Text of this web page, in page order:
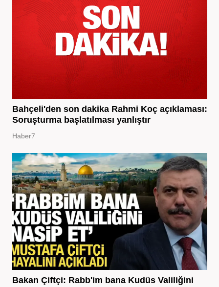
Bahçeli'den son dakika Rahmi Koç açıklaması:
Soruşturma başlatılması yanlıştır
Haber7
Bakan Çiftçi: Rabb'im bana Kudüs Valiliğini